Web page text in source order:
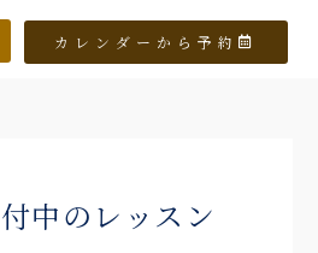
カレンダーから予約
中のレッスン